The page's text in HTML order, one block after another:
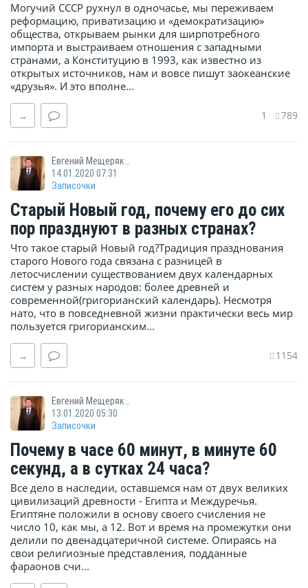
Могучий СССР рухнул в одночасье, мы переживаем
реформацию, приватизацию и «демократизацию»
общества, открываем рынки для ширпотребного
импорта и выстраиваем отношения с западными
странами, а Конституцию в 1993, как известно из
открытых источников, нам и вовсе пишут заокеанские
«друзья». И это вполне...
→ 1 789
Евгений Мещеряков
14.01.2020 07:31
Записочки
Старый Новый год, почему его до сих
пор празднуют в разных странах?
Что такое старый Новый год?Традиция празднования
старого Нового года связана с разницей в
летосчислении существованием двух календарных
систем у разных народов: более древней и
современной(григорианский календарь). Несмотря
нато, что в повседневной жизни практически весь мир
пользуется григорианским...
→ 1154
Евгений Мещеряков
13.01.2020 05:30
Записочки
Почему в часе 60 минут, в минуте 60
секунд, а в сутках 24 часа?
Все дело в наследии, оставшемся нам от двух великих
цивилизаций древности - Египта и Междуречья.
Египтяне положили в основу своего счисления не
число 10, как мы, а 12. Вот и время на промежутки они
делили по двенадцатеричной системе. Опираясь на
свои религиозные представления, подданные
фараонов счи...